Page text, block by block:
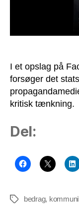
I et opslag på
forsøger det
kritisk tænkning.
Del:
Tags bedrag,